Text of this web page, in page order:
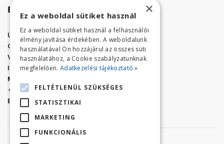
Elérhetőség
Üzletünk címe:Szolnok, Vércse út 17.
Golf Center Áruház:06 (56) 423-324
VÁR-Kert Áruház: 06 (56) 429-771
Iroda:06 (56) 421-857
Megrendelés, termék információ:
+36 (70) 938-3356
E-mail:
golfaruhaz@gmail.com
×
Ez a weboldal sütiket használ
Ez a weboldal sütiket használ a felhasználói
élmény javítása érdekében. A weboldalunk
használatával Ön hozzájárul az összes süti
használatához, a Cookie szabályzatunknak
megfelelően. Adatkezelési tájékoztató »
FELTÉTLENÜL SZÜKSÉGES
STATISZTIKAI
MARKETING
FUNKCIONÁLIS